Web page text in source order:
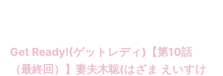
Get Ready!(ゲットレディ)【第10話
（最終回）】妻夫木聡(はざま えいすけ